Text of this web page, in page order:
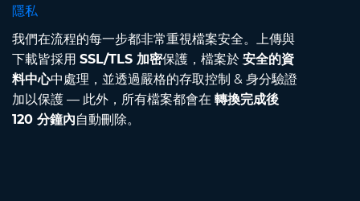
隱私
我們在流程的每一步都非常重視檔案安全。上傳與
下載皆採用 SSL/TLS 加密保護，檔案於 安全的資
料中心中處理，並透過嚴格的存取控制 & 身分驗證
加以保護 — 此外，所有檔案都會在 轉換完成後
120 分鐘內自動刪除。